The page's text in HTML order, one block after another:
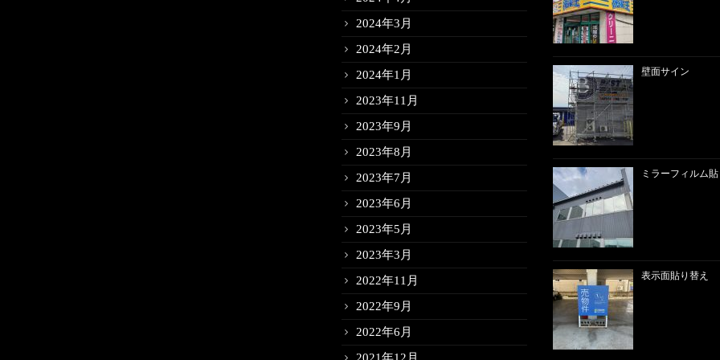
2024年3月
2024年2月
2024年1月
2023年11月
2023年9月
2023年8月
2023年7月
2023年6月
2023年5月
2023年3月
2022年11月
2022年9月
2022年6月
壁面サイン
ミラーフィルム
表示面貼り替え